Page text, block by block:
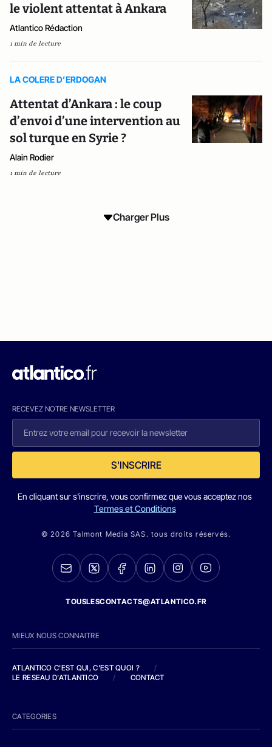
le violent attentat à Ankara
Atlantico Rédaction
1 min de lecture
LA COLERE D’ERDOGAN
Attentat d’Ankara : le coup
d’envoi d’une intervention au
sol turque en Syrie ?
Alain Rodier
1 min de lecture
Charger Plus
RECEVEZ NOTRE NEWSLETTER
S'INSCRIRE
En cliquant sur s'inscrire, vous confirmez que vous acceptez nos
Termes et Conditions
© 2026 Talmont Media SAS. tous droits réservés.
TOUSLESCONTACTS@ATLANTICO.FR
MIEUX NOUS CONNAITRE
ATLANTICO C'EST QUI, C'EST QUOI ?
/
LE RESEAU D'ATLANTICO
/ CONTACT
CATEGORIES